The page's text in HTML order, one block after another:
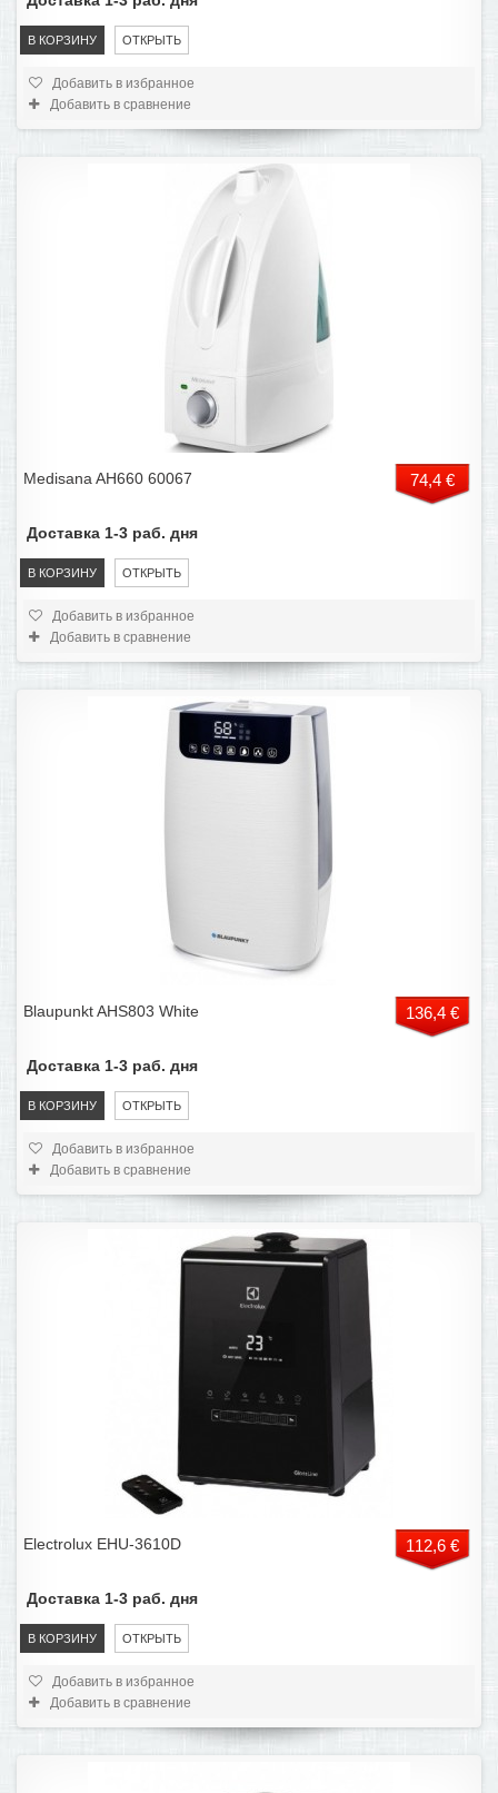
В КОРЗИНУ ОТКРЫТЬ
Добавить в избранное
Добавить в сравнение
Medisana AH660 60067 74,4 €
В КОРЗИНУ ОТКРЫТЬ
Доставка 1-3 раб. дня
Добавить в избранное
Добавить в сравнение
Blaupunkt AHS803 White 136,4 €
В КОРЗИНУ ОТКРЫТЬ
Доставка 1-3 раб. дня
Добавить в избранное
Добавить в сравнение
Electrolux EHU-3610D 112,6 €
В КОРЗИНУ ОТКРЫТЬ
Доставка 1-3 раб. дня
Добавить в избранное
Добавить в сравнение